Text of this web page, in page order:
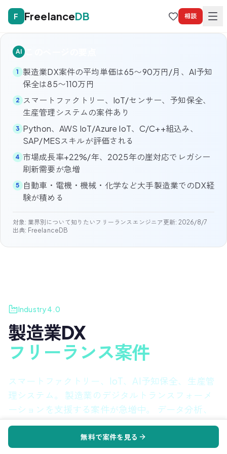
F FreelanceDB 相談
AI
1 製造業DX案件の平均単価は65〜90万円/月、AI予知
保全は85〜110万円
2 スマートファクトリー、IoT/センサー、予知保全、
生産管理システムの案件あり
3 Python、AWS IoT/Azure IoT、C/C++組込み、
SAP/MESスキルが評価される
4 市場成長率+22%/年、2025年の崖対応でレガシー
刷新需要が急増
5
自動車・電機・機械・化学など大手製造業でのDX経
験が積める
対象: 業界別について知りたいフリーランスエンジニア 更新: 2026/8/7
出典: FreelanceDB
Industry 4.0
製造業DX
フリーランス案件
スマートファクトリー、IoT、AI予知保全、生産管
理システム。 製造業のデジタルトランスフォーメ
ーションを支援する案件が急増中。 データ分析、
クラウド、組込みスキルで高単価を実現。
無料で案件を見る